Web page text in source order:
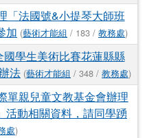
「法國號&小提琴大師班
加 (藝術才能組 / 183 / 教務處)
國學生美術比賽花蓮縣縣
法 (藝術才能組 / 348 / 教務處)
單親兒童文教基金會辦理
活動相關資料，請同學踴
處)